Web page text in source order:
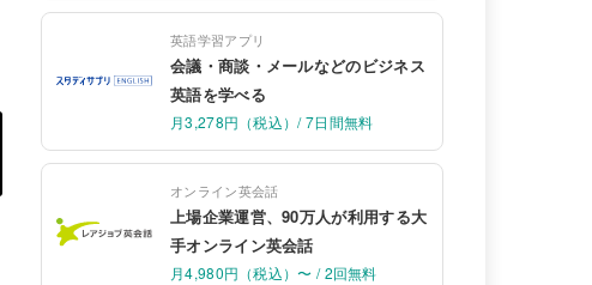
英語学習アプリ
会議・商談・メールなどのビジネス
英語を学べる
月3,278円（税込）/ 7日間無料
オンライン英会話
上場企業運営、90万人が利用する大
手オンライン英会話
月4,980円（税込）〜 / 2回無料